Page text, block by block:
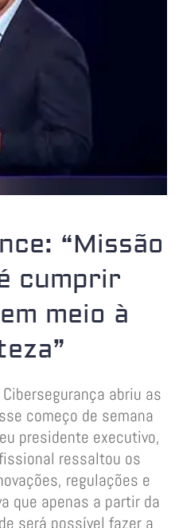
“Missão
cumprir
meio à
abriu as
começo de semana
presidente executivo,
ressaltou os
regulações e
que apenas a partir da
será possível fazer a